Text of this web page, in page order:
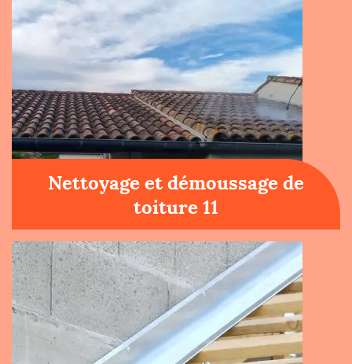
Nettoyage et démoussage de
toiture 11